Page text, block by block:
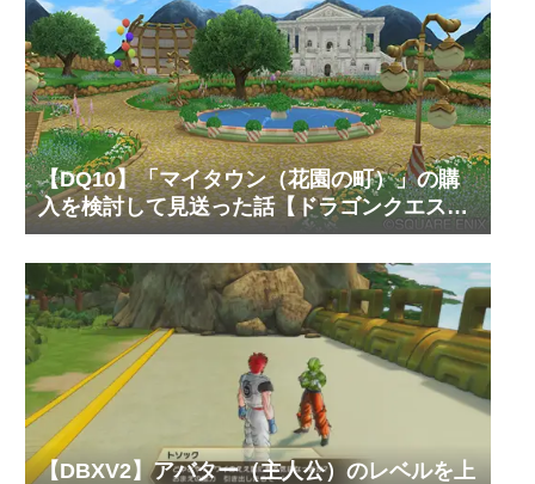
【DQ10】「マイタウン（花園の町）」の購
入を検討して見送った話【ドラゴンクエスト
10 オンライン】
【DBXV2】アバター（主人公）のレベルを上